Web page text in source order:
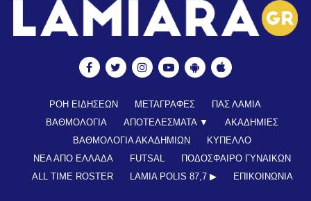
ΡΟΗ ΕΙΔΗΣΕΩΝ ΜΕΤΑΓΡΑΦΕΣ
ΠΑΣ ΛΑΜΙΑ
ΒΑΘΜΟΛΟΓΙΑ
ΑΠΟΤΕΛΕΣΜΑΤΑ ▼
ΑΚΑΔΗΜΙΕΣ
ΒΑΘΜΟΛΟΓΙΑ ΑΚΑΔΗΜΙΩΝ
ΚΥΠΕΛΛΟ
ΝΕΑ ΑΠΟ ΕΛΛΑΔΑ
FUTSAL
ΠΟΔΟΣΦΑΙΡΟ ΓΥΝΑΙΚΩΝ
ALL TIME ROSTER
LAMIA POLIS 87,7 ▶︎ ΕΠΙΚΟΙΝΩΝΊΑ